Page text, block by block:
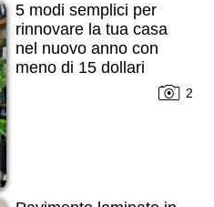
5 modi semplici per
rinnovare la tua casa
nel nuovo anno con
meno di 15 dollari
2